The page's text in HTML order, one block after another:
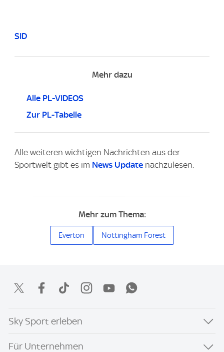
SID
Mehr dazu
Alle PL-VIDEOS
Zur PL-Tabelle
Alle weiteren wichtigen Nachrichten aus der
Sportwelt gibt es im News Update nachzulesen.
Mehr zum Thema:
Everton Nottingham Forest
Sky Sport erleben
Für Unternehmen